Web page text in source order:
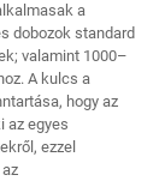
a
dobozok standard
valamint 1000–
A kulcs a
hogy az
az egyes
ezzel